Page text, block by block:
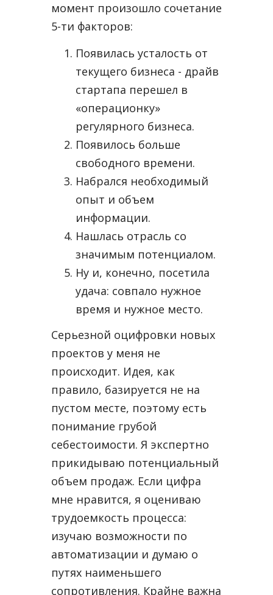
момент произошло сочетание
5-ти факторов:
Появилась усталость от
текущего бизнеса - драйв
стартапа перешел в
«операционку»
регулярного бизнеса.
Появилось больше
свободного времени.
Набрался необходимый
опыт и объем
информации.
Нашлась отрасль со
значимым потенциалом.
Ну и, конечно, посетила
удача: совпало нужное
время и нужное место.
Серьезной оцифровки новых
проектов у меня не
происходит. Идея, как
правило, базируется не на
пустом месте, поэтому есть
понимание грубой
себестоимости. Я экспертно
прикидываю потенциальный
объем продаж. Если цифра
мне нравится, я оцениваю
трудоемкость процесса:
изучаю возможности по
автоматизации и думаю о
путях наименьшего
сопротивления. Крайне важна